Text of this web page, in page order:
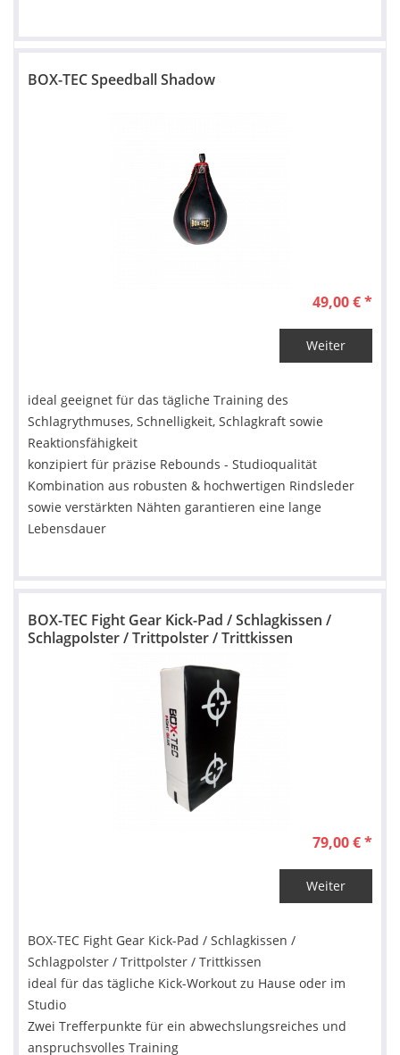
BOX-TEC Speedball Shadow
49,00 € *
Weiter
ideal geeignet für das tägliche Training des
Schlagrythmuses, Schnelligkeit, Schlagkraft sowie
Reaktionsfähigkeit
konzipiert für präzise Rebounds - Studioqualität
Kombination aus robusten & hochwertigen Rindsleder
sowie verstärkten Nähten garantieren eine lange
Lebensdauer
BOX-TEC Fight Gear Kick-Pad / Schlagkissen /
Schlagpolster / Trittpolster / Trittkissen
79,00 € *
Weiter
BOX-TEC Fight Gear Kick-Pad / Schlagkissen /
Schlagpolster / Trittpolster / Trittkissen
ideal für das tägliche Kick-Workout zu Hause oder im
Studio
Zwei Trefferpunkte für ein abwechslungsreiches und
anspruchsvolles Training